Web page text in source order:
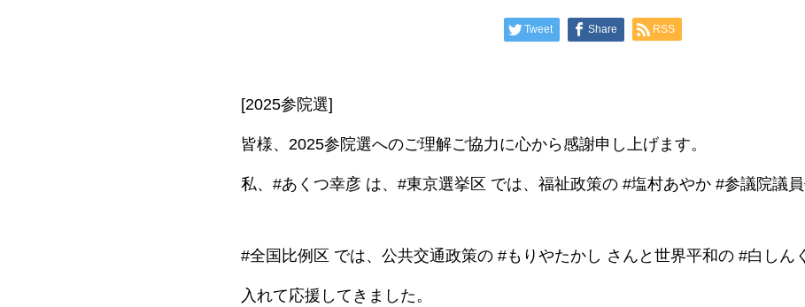
Tweet Share RSS
[2025参院選]
皆様、2025参院選へのご理解ご協力に心から感謝申し上げます。
私、#あくつ幸彦 は、#東京選挙区 では、福祉政策の #塩村あやか #参議院議員
#全国比例区 では、公共交通政策の #もりやたかし さんと世界平和の #白しん
入れて応援してきました。